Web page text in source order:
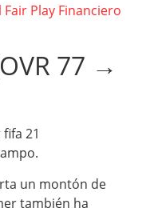
Fair Play Financiero
77 →
un montón de
también ha